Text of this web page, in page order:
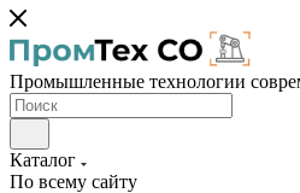
Промышленные технологии
Каталог
По всему сайту